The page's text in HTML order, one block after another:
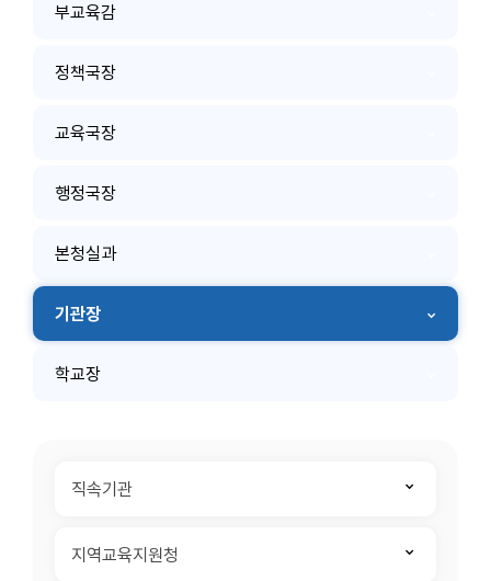
부교육감
정책국장
교육국장
행정국장
본청실과
기관장
학교장
직속기관
지역교육지원청